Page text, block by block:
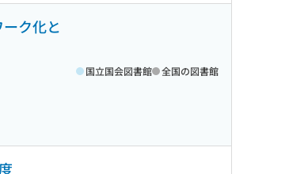
ク化と
国立国会図書館 全国の図書館